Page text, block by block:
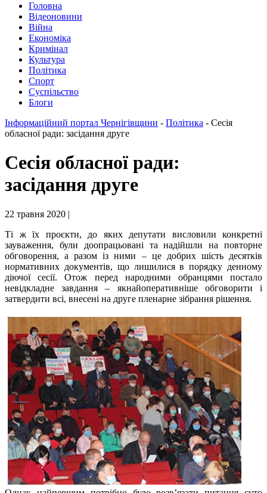
Головна
Відеоновини
Війна
Економіка
Кримінал
Культура
Політика
Спорт
Суспільство
Блоги
Інформаційний портал Чернігівщини - Політика - Сесія
обласної ради: засідання друге
Сесія обласної ради:
засідання друге
22 травня 2020 |
Ті ж їх проєкти, до яких депутати висловили конкретні
зауваження, були доопрацьовані та надійшли на повторне
обговорення, а разом із ними – це добрих шість десятків
нормативних документів, що лишилися в порядку денному
діючої сесії. Отож перед народними обранцями постало
невідкладне завдання – якнайоперативніше обговорити і
затвердити всі, внесені на друге пленарне зібрання рішення.